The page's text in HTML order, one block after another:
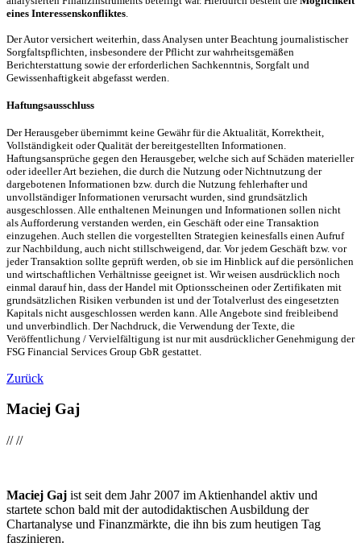
eines Interessenskonfliktes.
Der Autor versichert weiterhin, dass Analysen unter Beachtung journalistischer
Sorgfaltspflichten, insbesondere der Pflicht zur wahrheitsgemäßen
Berichterstattung sowie der erforderlichen Sachkenntnis, Sorgfalt und
Gewissenhaftigkeit abgefasst werden.
Haftungsausschluss
Der Herausgeber übernimmt keine Gewähr für die Aktualität, Korrektheit,
Vollständigkeit oder Qualität der bereitgestellten Informationen.
Haftungsansprüche gegen den Herausgeber, welche sich auf Schäden materieller
oder ideeller Art beziehen, die durch die Nutzung oder Nichtnutzung der
dargebotenen Informationen bzw. durch die Nutzung fehlerhafter und
unvollständiger Informationen verursacht wurden, sind grundsätzlich
ausgeschlossen. Alle enthaltenen Meinungen und Informationen sollen nicht
als Aufforderung verstanden werden, ein Geschäft oder eine Transaktion
einzugehen. Auch stellen die vorgestellten Strategien keinesfalls einen Aufruf
zur Nachbildung, auch nicht stillschweigend, dar. Vor jedem Geschäft bzw. vor
jeder Transaktion sollte geprüft werden, ob sie im Hinblick auf die persönlichen
und wirtschaftlichen Verhältnisse geeignet ist. Wir weisen ausdrücklich noch
einmal darauf hin, dass der Handel mit Optionsscheinen oder Zertifikaten mit
grundsätzlichen Risiken verbunden ist und der Totalverlust des eingesetzten
Kapitals nicht ausgeschlossen werden kann. Alle Angebote sind freibleibend
und unverbindlich. Der Nachdruck, die Verwendung der Texte, die
Veröffentlichung / Vervielfältigung ist nur mit ausdrücklicher Genehmigung der
FSG Financial Services Group GbR gestattet.
Zurück
Maciej Gaj
////
Maciej Gaj ist seit dem Jahr 2007 im Aktienhandel aktiv und
startete schon bald mit der autodidaktischen Ausbildung der
Chartanalyse und Finanzmärkte, die ihn bis zum heutigen Tag
faszinieren.